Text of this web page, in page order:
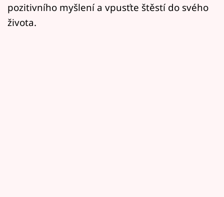
Mámy sobě
pozitivního myšlení a vpusťte štěstí do svého
života.